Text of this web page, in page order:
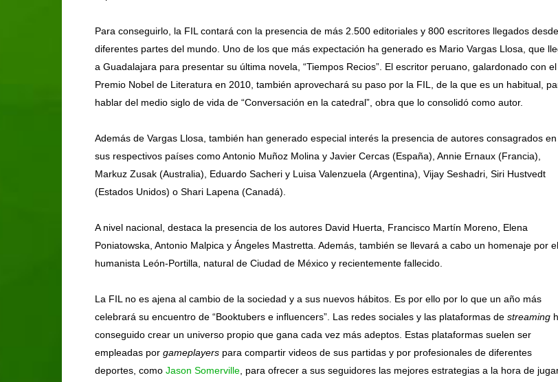
Para conseguirlo, la FIL contará con la presencia de más 2.500 editoriales y 800 escritores llegados desde
diferentes partes del mundo. Uno de los que más expectación ha generado es Mario Vargas Llosa, que
a Guadalajara para presentar su última novela, “Tiempos Recios”. El escritor peruano, galardonado con el
Premio Nobel de Literatura en 2010, también aprovechará su paso por la FIL, de la que es un habitual,
hablar del medio siglo de vida de “Conversación en la catedral”, obra que lo consolidó como autor.
Además de Vargas Llosa, también han generado especial interés la presencia de autores consagrados en
sus respectivos países como Antonio Muñoz Molina y Javier Cercas (España), Annie Ernaux (Francia),
Markuz Zusak (Australia), Eduardo Sacheri y Luisa Valenzuela (Argentina), Vijay Seshadri, Siri Hustvedt
(Estados Unidos) o Shari Lapena (Canadá).
A nivel nacional, destaca la presencia de los autores David Huerta, Francisco Martín Moreno, Elena
Poniatowska, Antonio Malpica y Ángeles Mastretta. Además, también se llevará a cabo un homenaje por el
humanista León-Portilla, natural de Ciudad de México y recientemente fallecido.
La FIL no es ajena al cambio de la sociedad y a sus nuevos hábitos. Es por ello por lo que un año más
celebrará su encuentro de “Booktubers e influencers”. Las redes sociales y las plataformas de streaming
conseguido crear un universo propio que gana cada vez más adeptos. Estas plataformas suelen ser
empleadas por gameplayers para compartir videos de sus partidas y por profesionales de diferentes
deportes, como Jason Somerville , para ofrecer a sus seguidores las mejores estrategias a la hora de